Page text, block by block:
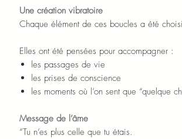
Une création vibratoire
Chaque élément de ces boucles a été
Elles ont été pensées pour accompagner :
les passages de vie
les prises de conscience
les moments où l’on sent que “quelque
Message de l’âme
“Tu n’es plus celle que tu étais.